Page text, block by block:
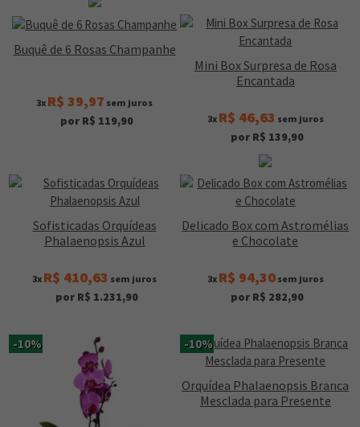
Buquê de 6 Rosas Champanhe
3x R$ 39,97 sem juros
por R$ 119,90
Mini Box Surpresa de Rosa
Encantada
3x R$ 46,63 sem juros
por R$ 139,90
Sofisticadas Orquídeas
Phalaenopsis Azul
3x R$ 410,63 sem juros
por R$ 1.231,90
Delicado Box com Astromélias
e Chocolate
3x R$ 94,30sem juros
por R$ 282,90
-10% -10%
Orquídea Phalaenopsis Branca
Mesclada para Presente